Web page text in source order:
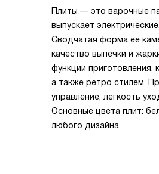
Плиты — это варочные
выпускает
Сводчатая форма ее
качество выпечки и
функции
а также ретро стилем.
управление, легкость
Основные цвета плит:
любого дизайна.